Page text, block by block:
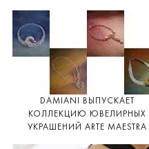
DAMIANI ВЫПУСКАЕТ
КОЛЛЕКЦИЮ ЮВЕЛИРНЫХ
УКРАШЕНИЙ ARTE MAESTRA